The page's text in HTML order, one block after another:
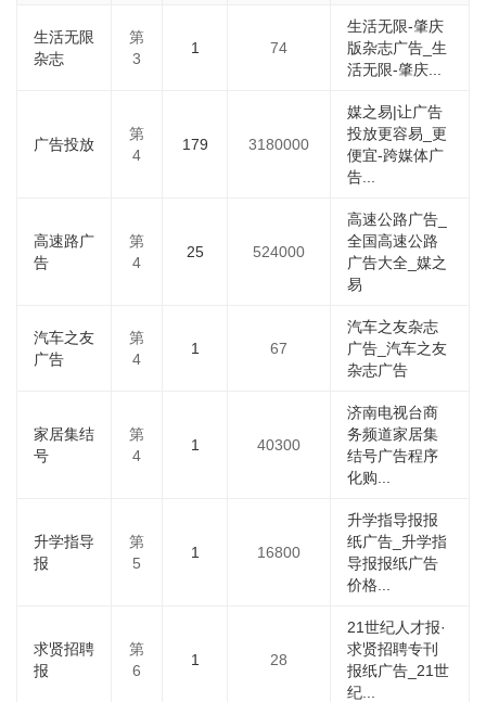
生活无限
杂志
第
3
1 74
生活无限-肇庆
版杂志广告_生
活无限-肇庆...
广告投放
第
4
179 3180000
媒之易|让广告
投放更容易_更
便宜-跨媒体广
告...
高速路广
告
第
4
25 524000
高速公路广告_
全国高速公路
广告大全_媒之
易
汽车之友
广告
第
4
1 67
汽车之友杂志
广告_汽车之友
杂志广告
家居集结
号
第
4
1 40300
济南电视台商
务频道家居集
结号广告程序
化购...
升学指导
报
第
5
1 16800
升学指导报报
纸广告_升学指
导报报纸广告
价格...
求贤招聘
报
第
6
1 28
21世纪人才报·
求贤招聘专刊
报纸广告_21世
纪...